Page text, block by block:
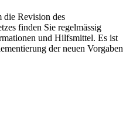
die Revision des
finden Sie regelmässig
und Hilfsmittel. Es ist
der neuen Vorgaben